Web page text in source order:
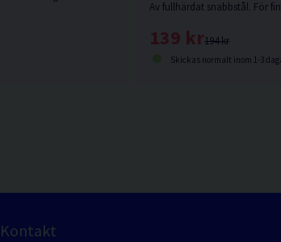
194 kr
139 kr
Skickas normalt inom 1-3
Kontakt